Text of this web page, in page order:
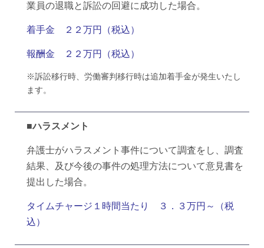
業員の退職と訴訟の回避に成功した場合。
着手金 ２２万円（税込）
報酬金 ２２万円（税込）
※訴訟移行時、労働審判移行時は追加着手金が発生いたし
ます。
■ハラスメント
弁護士がハラスメント事件について調査をし、調査
結果、及び今後の事件の処理方法について意見書を
提出した場合。
タイムチャージ１時間当たり ３．３万円～（税
込）